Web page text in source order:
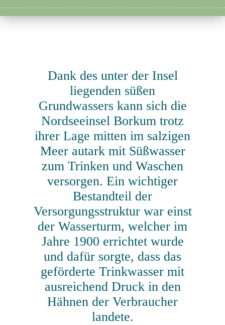
Dank des unter der Insel
liegenden süßen
Grundwassers kann sich die
Nordseeinsel Borkum trotz
ihrer Lage mitten im salzigen
Meer autark mit Süßwasser
zum Trinken und Waschen
versorgen. Ein wichtiger
Bestandteil der
Versorgungsstruktur war einst
der Wasserturm, welcher im
Jahre 1900 errichtet wurde
und dafür sorgte, dass das
geförderte Trinkwasser mit
ausreichend Druck in den
Hähnen der Verbraucher
landete.